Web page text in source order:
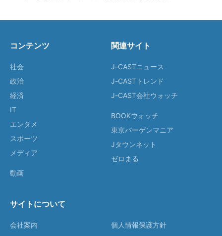
コンテンツ
社会
政治
経済
IT
エンタメ
スポーツ
メディア
動画
関連サイト
J-CASTニュース
J-CASTトレンド
J-CAST会社ウォッチ
BOOKウォッチ
東京バーゲンマニア
Jタウンネット
ゼロまる
サイトについて
会社案内
個人情報保護方針